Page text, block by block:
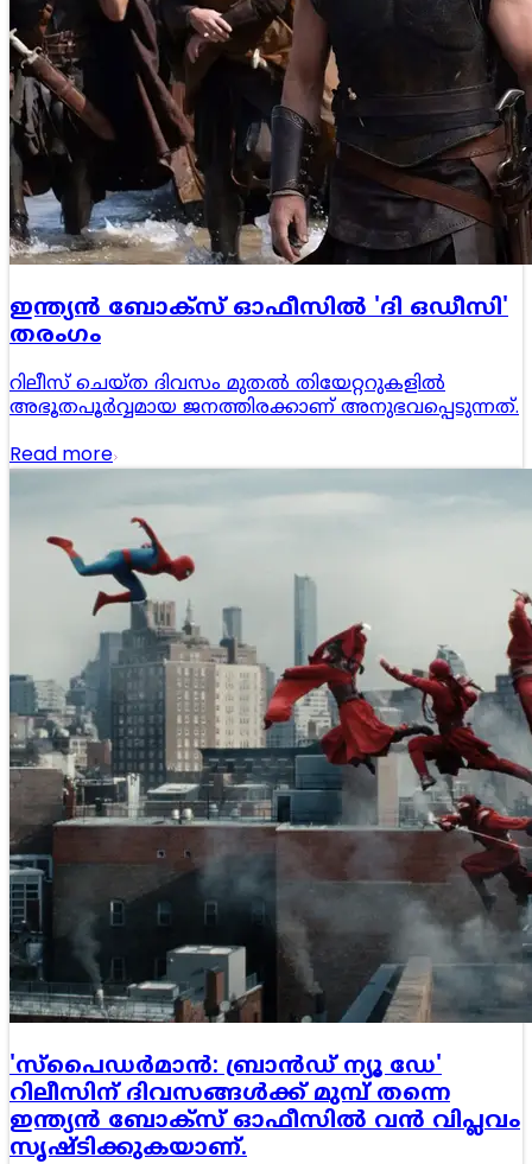
ഇന്ത്യൻ ബോക്സ് ഓഫീസിൽ 'ദി ഒഡീസി'
തരംഗം
റിലീസ് ചെയ്ത ദിവസം മുതൽ തിയേറ്ററുകളിൽ
അഭൂതപൂർവ്വമായ ജനത്തിരക്കാണ് അനുഭവപ്പെടുന്നത്.
Read more
'സ്പൈഡർമാൻ: ബ്രാൻഡ് ന്യൂ ഡേ'
റിലീസിന് ദിവസങ്ങൾക്ക് മുമ്പ് തന്നെ
ഇന്ത്യൻ ബോക്സ് ഓഫീസിൽ വൻ വിപ്ലവം
സൃഷ്ടിക്കുകയാണ്.